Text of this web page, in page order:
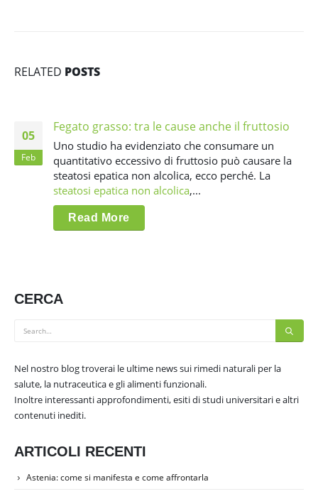
RELATED POSTS
05
Feb
Fegato grasso: tra le cause anche il fruttosio
Uno studio ha evidenziato che consumare un
quantitativo eccessivo di fruttosio può causare la
steatosi epatica non alcolica, ecco perché. La
steatosi epatica non alcolica,...
Read More
CERCA
Nel nostro blog troverai le ultime news sui rimedi naturali per la
salute, la nutraceutica e gli alimenti funzionali.
Inoltre interessanti approfondimenti, esiti di studi universitari e altri
contenuti inediti.
ARTICOLI RECENTI
Astenia: come si manifesta e come affrontarla